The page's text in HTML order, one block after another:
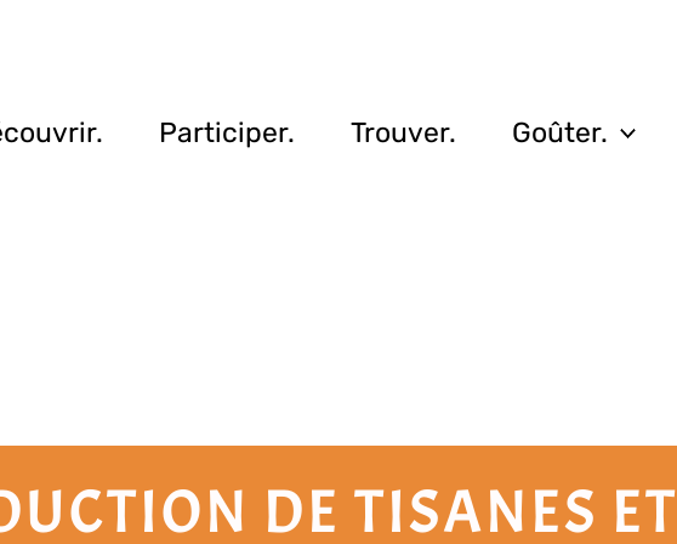
Participer. Trouver. Goûter.
DE TISANES ET